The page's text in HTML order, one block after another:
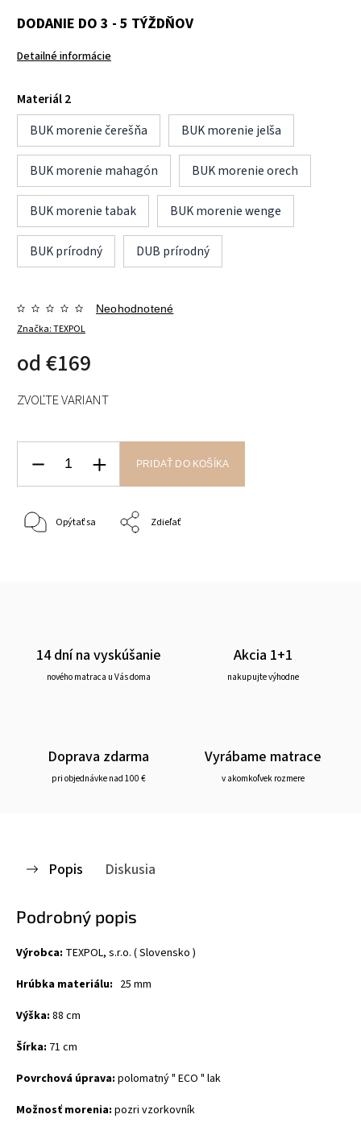
DODANIE DO 3 - 5 TÝŽDŇOV
Detailné informácie
Materiál 2
BUK morenie čerešňa
BUK morenie jelša
BUK morenie mahagón BUK morenie orech
BUK morenie tabak BUK morenie wenge
BUK prírodný DUB prírodný
Značka:TEXPOL
Neohodnotené
od €169
ZVOĽTE VARIANT
PRIDAŤ DO KOŠÍKA
Opýtať sa Zdieľať
14 dní na vyskúšanie
nového matraca u Vás doma
Akcia 1+1
nakupujte výhodne
Doprava zdarma
pri objednávke nad 100 €
Vyrábame matrace
v akomkoľvek rozmere
Popis Diskusia
Podrobný popis
Výrobca: TEXPOL, s.r.o. ( Slovensko )
Hrúbka materiálu: 25 mm
Výška: 88 cm
Šírka: 71 cm
Povrchová úprava: polomatný " ECO " lak
Možnosť morenia: pozri vzorkovník